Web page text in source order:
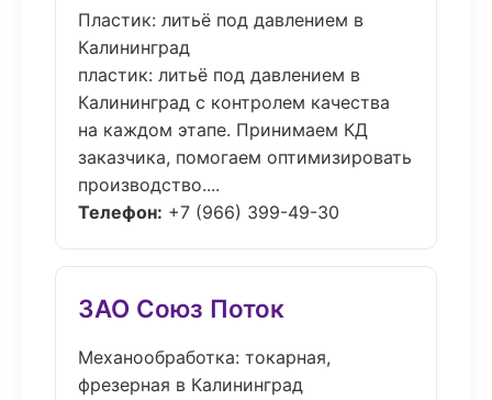
Пластик: литьё под давлением в
Калининград
пластик: литьё под давлением в
Калининград с контролем качества
на каждом этапе. Принимаем КД
заказчика, помогаем оптимизировать
производство....
Телефон: +7 (966) 399-49-30
ЗАО Союз Поток
Механообработка: токарная,
фрезерная в Калининград